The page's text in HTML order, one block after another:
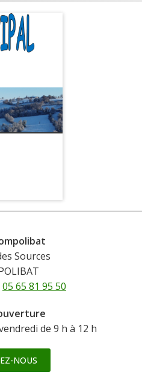
Sources
05 65 81 95 50
de 9 h à 12 h
NOUS